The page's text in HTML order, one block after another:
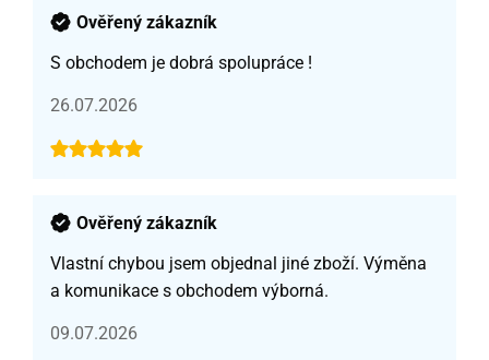
Ověřený zákazník
S obchodem je dobrá spolupráce !
26.07.2026
Ověřený zákazník
Vlastní chybou jsem objednal jiné zboží. Výměna
a komunikace s obchodem výborná.
09.07.2026